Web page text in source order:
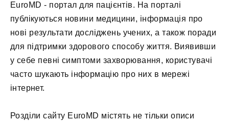
EuroMD - портал для пацієнтів. На порталі
публікуються новини медицини, інформація про
нові результати досліджень учених, а також поради
для підтримки здорового способу життя. Виявивши
у себе певні симптоми захворювання, користувачі
часто шукають інформацію про них в мережі
інтернет.
Розділи сайту EuroMD містять не тільки описи